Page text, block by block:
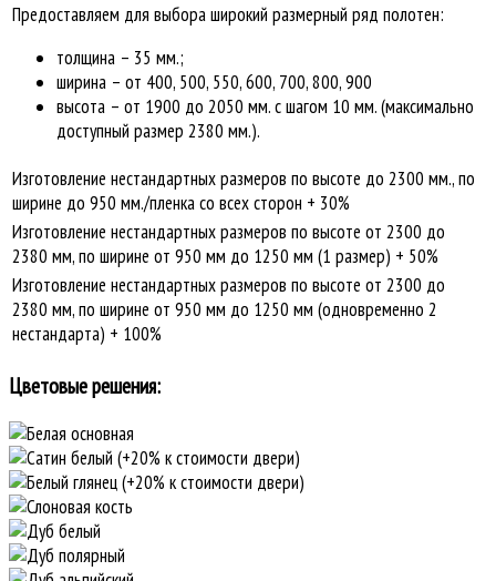
Предоставляем для выбора широкий размерный ряд полотен:
толщина – 35 мм.;
ширина – от 400, 500, 550, 600, 700, 800, 900
высота – от 1900 до 2050 мм. с шагом 10 мм. (максимально
доступный размер 2380 мм.).
Изготовление нестандартных размеров по высоте до 2300 мм., по
ширине до 950 мм./пленка со всех сторон + 30%
Изготовление нестандартных размеров по высоте от 2300 до
2380 мм, по ширине от 950 мм до 1250 мм (1 размер) + 50%
Изготовление нестандартных размеров по высоте от 2300 до
2380 мм, по ширине от 950 мм до 1250 мм (одновременно 2
нестандарта) + 100%
Цветовые решения: